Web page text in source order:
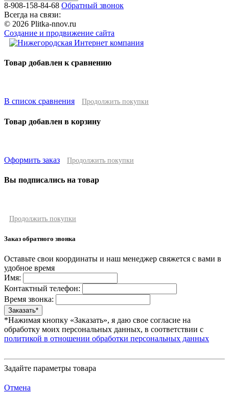
8-908-158-84-68 Обратный звонок
Всегда на связи:
© 2026 Plitka-nnov.ru
Создание и продвижение сайта
Товар добавлен к сравнению
В список сравнения Продолжить покупки
Товар добавлен в корзину
Оформить заказ Продолжить покупки
Вы подписались на товар
Продолжить покупки
Заказ обратного звонка
Оставьте свои координаты и наш менеджер свяжется с вами в
удобное время
Имя:
Контактный телефон:
Время звонка:
*Нажимая кнопку «Заказать», я даю свое согласие на
обработку моих персональных данных, в соответствии с
политикой в отношении обработки персональных данных
Задайте параметры товара
Отмена